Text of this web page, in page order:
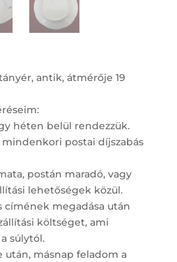
antik, átmérője 19
héten belül rendezzük.
mindenkori postai díjszabás
postán maradó, vagy
lehetőségek közül.
címének megadása után
költséget, ami
súlytól.
után, másnap feladom a